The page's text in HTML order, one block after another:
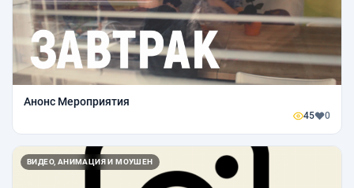
Анонс Мероприятия
45 0
ВИДЕО, АНИМАЦИЯ И МОУШЕН